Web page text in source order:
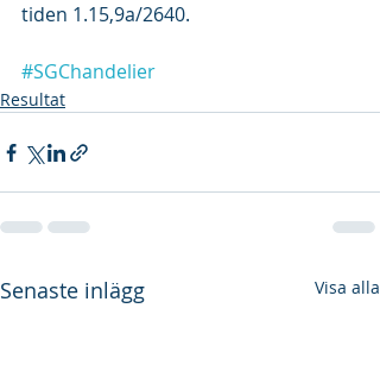
tiden 1.15,9a/2640.
#SGChandelier
Resultat
Senaste inlägg Visa alla